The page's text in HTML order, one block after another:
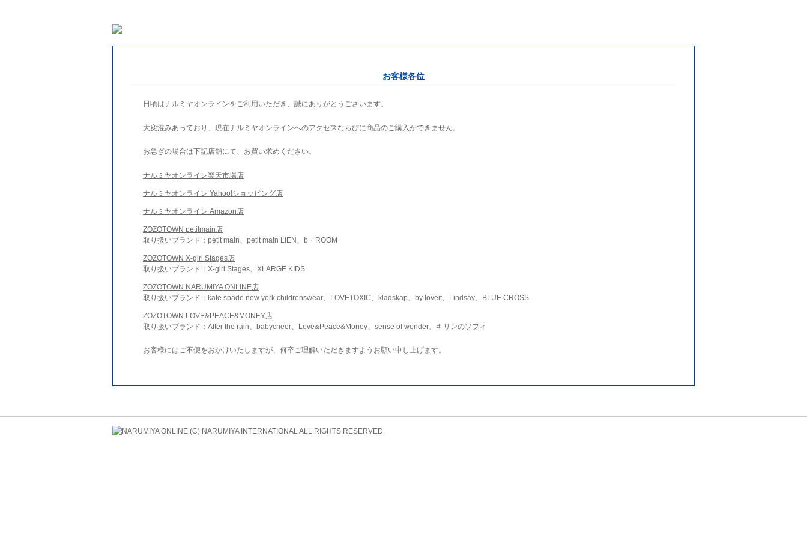
お客様各位
日頃はナルミヤオンラインをご利用いただき、誠にありがとうございます。
大変混みあっており、現在ナルミヤオンラインへのアクセスならびに商品のご購入ができません。
お急ぎの場合は下記店舗にて、お買い求めください。
ナルミヤオンライン楽天市場店
ナルミヤオンライン Yahoo!ショッピング店
ナルミヤオンライン Amazon店
ZOZOTOWN petitmain店
取り扱いブランド：petit main、petit main LIEN、b・ROOM
ZOZOTOWN X-girl Stages店
取り扱いブランド：X-girl Stages、XLARGE KIDS
ZOZOTOWN NARUMIYA ONLINE店
取り扱いブランド：kate spade new york childrenswear、LOVETOXIC、kladskap、by loveit、Lindsay、BLUE CROSS
ZOZOTOWN LOVE&PEACE&MONEY店
取り扱いブランド：After the rain、babycheer、Love&Peace&Money、sense of wonder、キリンのソフィ
お客様にはご不便をおかけいたしますが、何卒ご理解いただきますようお願い申し上げます。